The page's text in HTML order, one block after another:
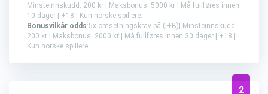
Minsteinnskudd: 200 kr | Maksbonus: 5000 kr | Må fullføres innen
10 dager | +18 | Kun norske spillere.
Bonusvilkår odds:5x omsetningskrav på (I+B)| Minsteinnskudd:
200 kr | Maksbonus: 2000 kr | Må fullføres innen 30 dager | +18 |
Kun norske spillere.
2